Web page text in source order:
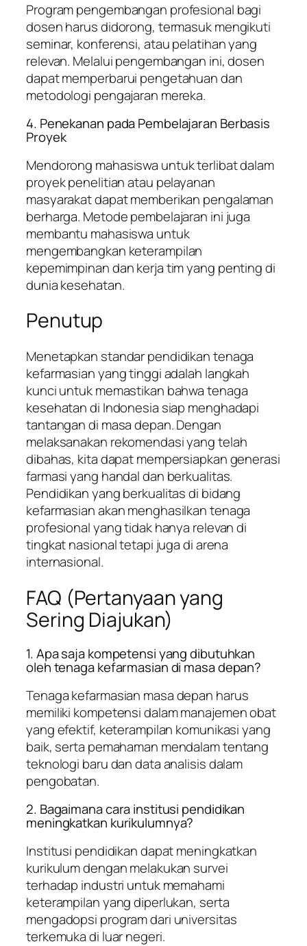
Program pengembangan profesional bagi
dosen harus didorong, termasuk mengikuti
seminar, konferensi, atau pelatihan yang
relevan. Melalui pengembangan ini, dosen
dapat memperbarui pengetahuan dan
metodologi pengajaran mereka.
4. Penekanan pada Pembelajaran Berbasis
Proyek
Mendorong mahasiswa untuk terlibat dalam
proyek penelitian atau pelayanan
masyarakat dapat memberikan pengalaman
berharga. Metode pembelajaran ini juga
membantu mahasiswa untuk
mengembangkan keterampilan
kepemimpinan dan kerja tim yang penting di
dunia kesehatan.
Penutup
Menetapkan standar pendidikan tenaga
kefarmasian yang tinggi adalah langkah
kunci untuk memastikan bahwa tenaga
kesehatan di Indonesia siap menghadapi
tantangan di masa depan. Dengan
melaksanakan rekomendasi yang telah
dibahas, kita dapat mempersiapkan generasi
farmasi yang handal dan berkualitas.
Pendidikan yang berkualitas di bidang
kefarmasian akan menghasilkan tenaga
profesional yang tidak hanya relevan di
tingkat nasional tetapi juga di arena
internasional.
FAQ (Pertanyaan yang
Sering Diajukan)
1. Apa saja kompetensi yang dibutuhkan
oleh tenaga kefarmasian di masa depan?
Tenaga kefarmasian masa depan harus
memiliki kompetensi dalam manajemen obat
yang efektif, keterampilan komunikasi yang
baik, serta pemahaman mendalam tentang
teknologi baru dan data analisis dalam
pengobatan.
2. Bagaimana cara institusi pendidikan
meningkatkan kurikulumnya?
Institusi pendidikan dapat meningkatkan
kurikulum dengan melakukan survei
terhadap industri untuk memahami
keterampilan yang diperlukan, serta
mengadopsi program dari universitas
terkemuka di luar negeri.